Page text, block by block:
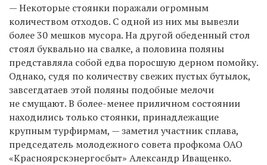
— Некоторые стоянки поражали огромным
количеством отходов. С одной из них мы вывезли
более 30 мешков мусора. На другой обеденный стол
стоял буквально на свалке, а половина поляны
представляла собой едва поросшую дерном помойку.
Однако, судя по количеству свежих пустых бутылок,
завсегдатаев этой поляны подобные мелочи
не смущают. В более-менее приличном состоянии
находились только стоянки, принадлежащие
крупным турфирмам, — заметил участник сплава,
председатель молодежного совета профкома ОАО
«Красноярскэнергосбыт» Александр Иващенко.